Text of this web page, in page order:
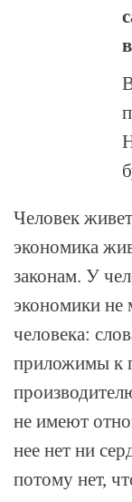
Человек
экономика
законам. У
экономики не
человека:
приложимы к
не имеют
нее нет ни
потому нет,